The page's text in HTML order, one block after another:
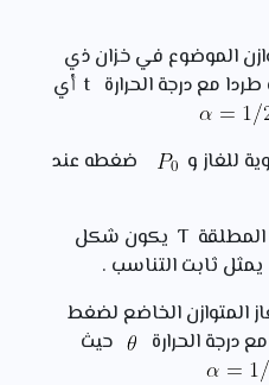
الموضوع في خزان ذي
للغاز و ضغطه عند
و عند استعمال درجة الحراروة المطلقة T يكون شكل
المتوازن الخاضع لضغط
حيث